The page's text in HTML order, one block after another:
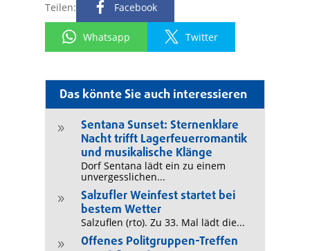
Das könnte Sie auch interessieren
9
Sentana Sunset: Sternenklare
Nacht trifft Lagerfeuerromantik
und musikalische Klänge
Dorf Sentana lädt ein zu einem
unvergesslichen...
9
Salzufler Weinfest startet bei
bestem Wetter
Salzuflen (rto). Zu 33. Mal lädt die...
9
Offenes Politgruppen-Treffen
Teilen: Facebook
Whatsapp Twitter